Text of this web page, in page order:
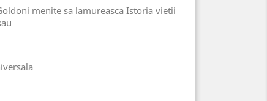
menite sa lamureasca Istoria vietii